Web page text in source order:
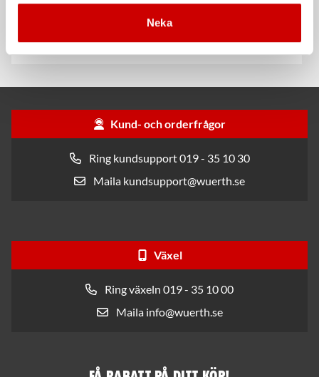
Neka
Kund- och orderfrågor
Ring kundsupport 019 - 35 10 30
Maila kundsupport@wuerth.se
Växel
Ring växeln 019 - 35 10 00
Maila info@wuerth.se